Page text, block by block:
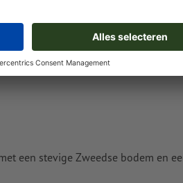
een stevige Zweedse bodem en